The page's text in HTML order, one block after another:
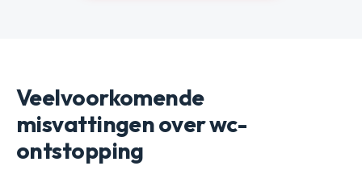
Veelvoorkomende
misvattingen over wc-
ontstopping